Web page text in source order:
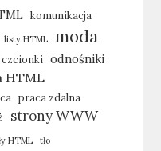
komunikacja
listy HTML moda
czcionki odnośniki
HTML
praca zdalna
strony WWW
HTML tło